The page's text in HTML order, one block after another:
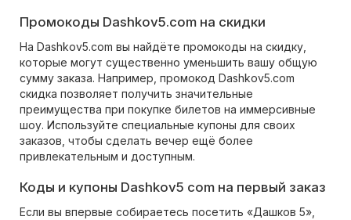
Промокоды Dashkov5.com на скидки
На Dashkov5.com вы найдёте промокоды на скидку,
которые могут существенно уменьшить вашу общую
сумму заказа. Например, промокод Dashkov5.com
скидка позволяет получить значительные
преимущества при покупке билетов на иммерсивные
шоу. Используйте специальные купоны для своих
заказов, чтобы сделать вечер ещё более
привлекательным и доступным.
Коды и купоны Dashkov5 com на первый заказ
Если вы впервые собираетесь посетить «Дашков 5»,